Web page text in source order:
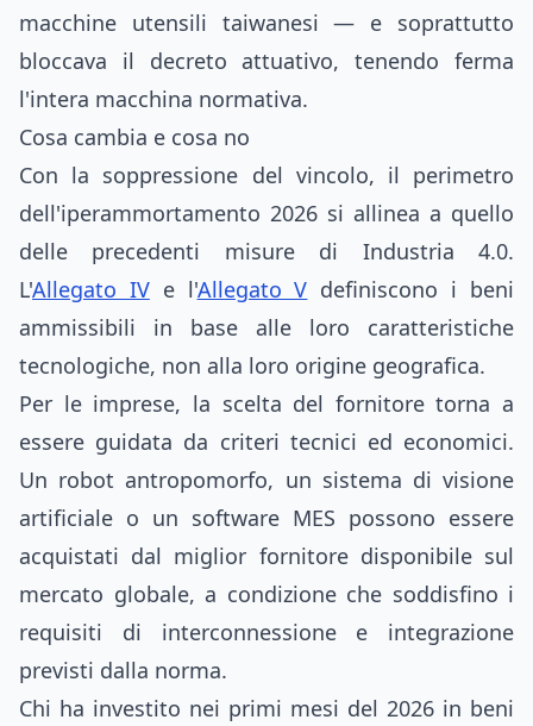
macchine utensili taiwanesi — e soprattutto
bloccava il decreto attuativo, tenendo ferma
l'intera macchina normativa.
Cosa cambia e cosa no
Con la soppressione del vincolo, il perimetro
dell'iperammortamento 2026 si allinea a quello
delle precedenti misure di Industria 4.0.
L'Allegato IVe l'Allegato V definiscono i beni
ammissibili in base alle loro caratteristiche
tecnologiche, non alla loro origine geografica.
Per le imprese, la scelta del fornitore torna a
essere guidata da criteri tecnici ed economici.
Un robot antropomorfo, un sistema di visione
artificiale o un software MES possono essere
acquistati dal miglior fornitore disponibile sul
mercato globale, a condizione che soddisfino i
requisiti di interconnessione e integrazione
previsti dalla norma.
Chi ha investito nei primi mesi del 2026 in beni